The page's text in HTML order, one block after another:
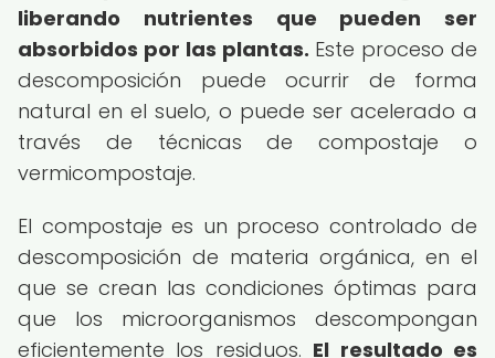
liberando nutrientes que pueden ser
absorbidos por las plantas. Este proceso de
descomposición puede ocurrir de forma
natural en el suelo, o puede ser acelerado a
través de técnicas de compostaje o
vermicompostaje.
El compostaje es un proceso controlado de
descomposición de materia orgánica, en el
que se crean las condiciones óptimas para
que los microorganismos descompongan
eficientemente los residuos. El resultado es